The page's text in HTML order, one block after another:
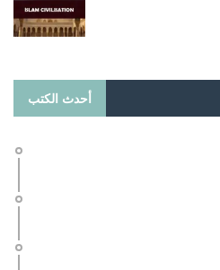
أحدث الكتب